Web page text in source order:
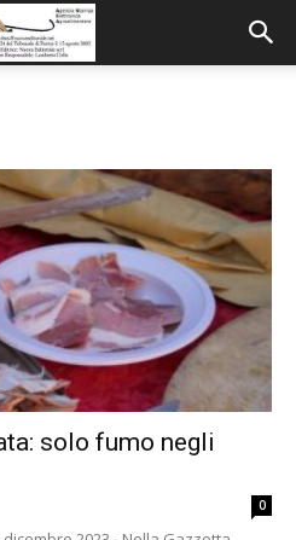
solo fumo negli
0